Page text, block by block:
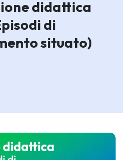
didattica
di
situato)